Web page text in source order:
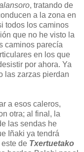
, tratando de
a la zona en
todos los caminos
que no he visto la
caminos parecía
en los que
por ahora. Ya
las zarzas pierdan
a esos caleros,
otra; al final, la
las sendas he
Iñaki ya tendrá
de Txertuetako